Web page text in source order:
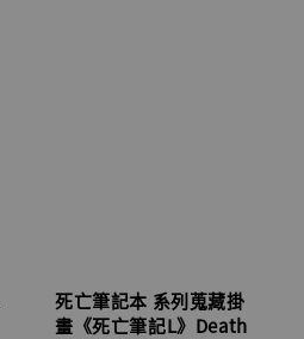
死亡筆記本 系列蒐藏掛
畫《死亡筆記L》Death